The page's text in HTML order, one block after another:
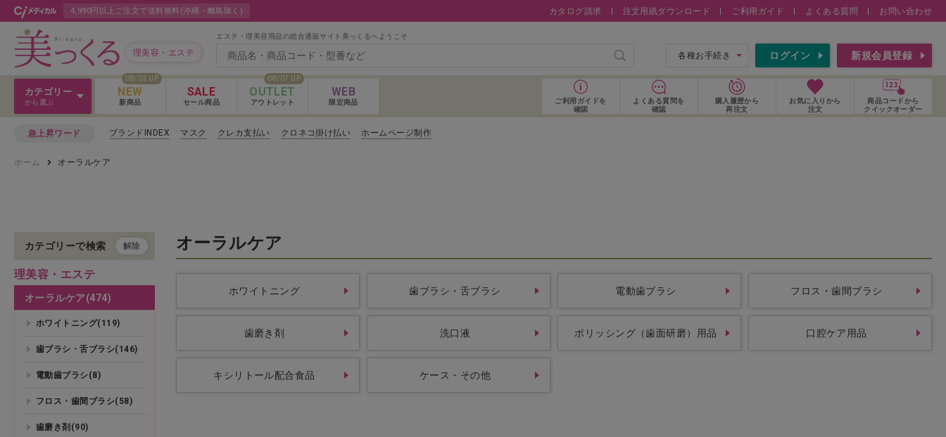
4,990円以上ご注文で送料無料(沖縄・離島除く) カタログ請求 注文用紙ダウンロード ご利用ガイド よくある質問 お問い合わせ
理美容・エステ
エステ・理美容用品の総合通販サイト美っくるへようこそ
検索 各種お手続き ログイン 新規会員登録
カテゴリー
から選ぶ
Ｖ３＆Ｌａｓｈ
カットウィッグ
カラー剤
パーマ剤
ヘアケア
ドライヤー・アイロン・バリ
理美容用品・小物
化粧品（フェイシャル）
Ｖ３＆Ｌａｓｈ
08/03 UP
NEW
新商品
SALE
セール商品
08/07 UP
OUTLET
アウトレット
WEB
限定商品 ご利用ガイドを
確認
よくある質問を
確認
購入履歴から
再注文
お気に入り から
注文
商品コードから
クイックオーダー
急上昇ワード ブランドINDEX マスク クレカ支払い クロネコ掛け払い ホームページ制作
ホーム オーラルケア
オーラルケア
ホワイトニング 歯ブラシ・舌ブラシ 電動歯ブラシ フロス・歯間ブラシ
歯磨き剤 洗口液 ポリッシング（歯面研磨）用品 口腔ケア用品
キシリトール配合食品 ケース・その他
カテゴリーで検索 解除
理美容・エステ
オーラルケア(474)
ホワイトニング(119)
歯ブラシ・舌ブラシ(146)
電動歯ブラシ(8)
フロス・歯間ブラシ(58)
歯磨き剤(90)